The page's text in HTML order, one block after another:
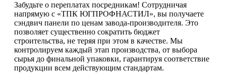
Забудьте о переплатах посредникам! Сотрудничая
напрямую с «ТПК ЮГПРОФНАСТИЛ», вы получаете
сэндвич панели по ценам завода-производителя. Это
позволяет существенно сократить бюджет
строительства, не теряя при этом в качестве. Мы
контролируем каждый этап производства, от выбора
сырья до финальной упаковки, гарантируя соответствие
продукции всем действующим стандартам.